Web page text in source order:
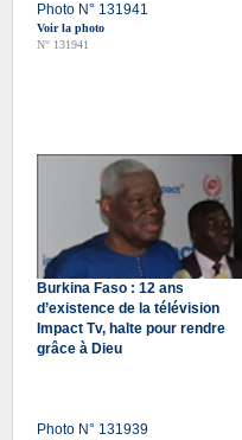
Photo N° 131941
Voir la photo
N° 131941
Burkina Faso : 12 ans
d’existence de la télévision
Impact Tv, halte pour rendre
grâce à Dieu
Photo N° 131939